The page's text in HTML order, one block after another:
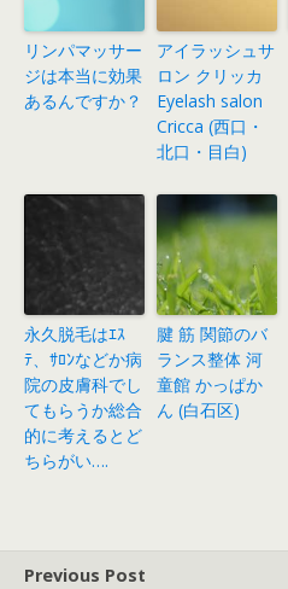
リンパマッサー
ジは本当に効果
あるんですか？
アイラッシュサ
ロン クリッカ
Eyelash salon
Cricca (西口・
北口・目白)
永久脱毛はｴｽ
ﾃ、ｻﾛﾝなどか病
院の皮膚科でし
てもらうか総合
的に考えるとど
ちらがい….
腱 筋 関節のバ
ランス整体 河
童館 かっぱか
ん (白石区)
Previous Post